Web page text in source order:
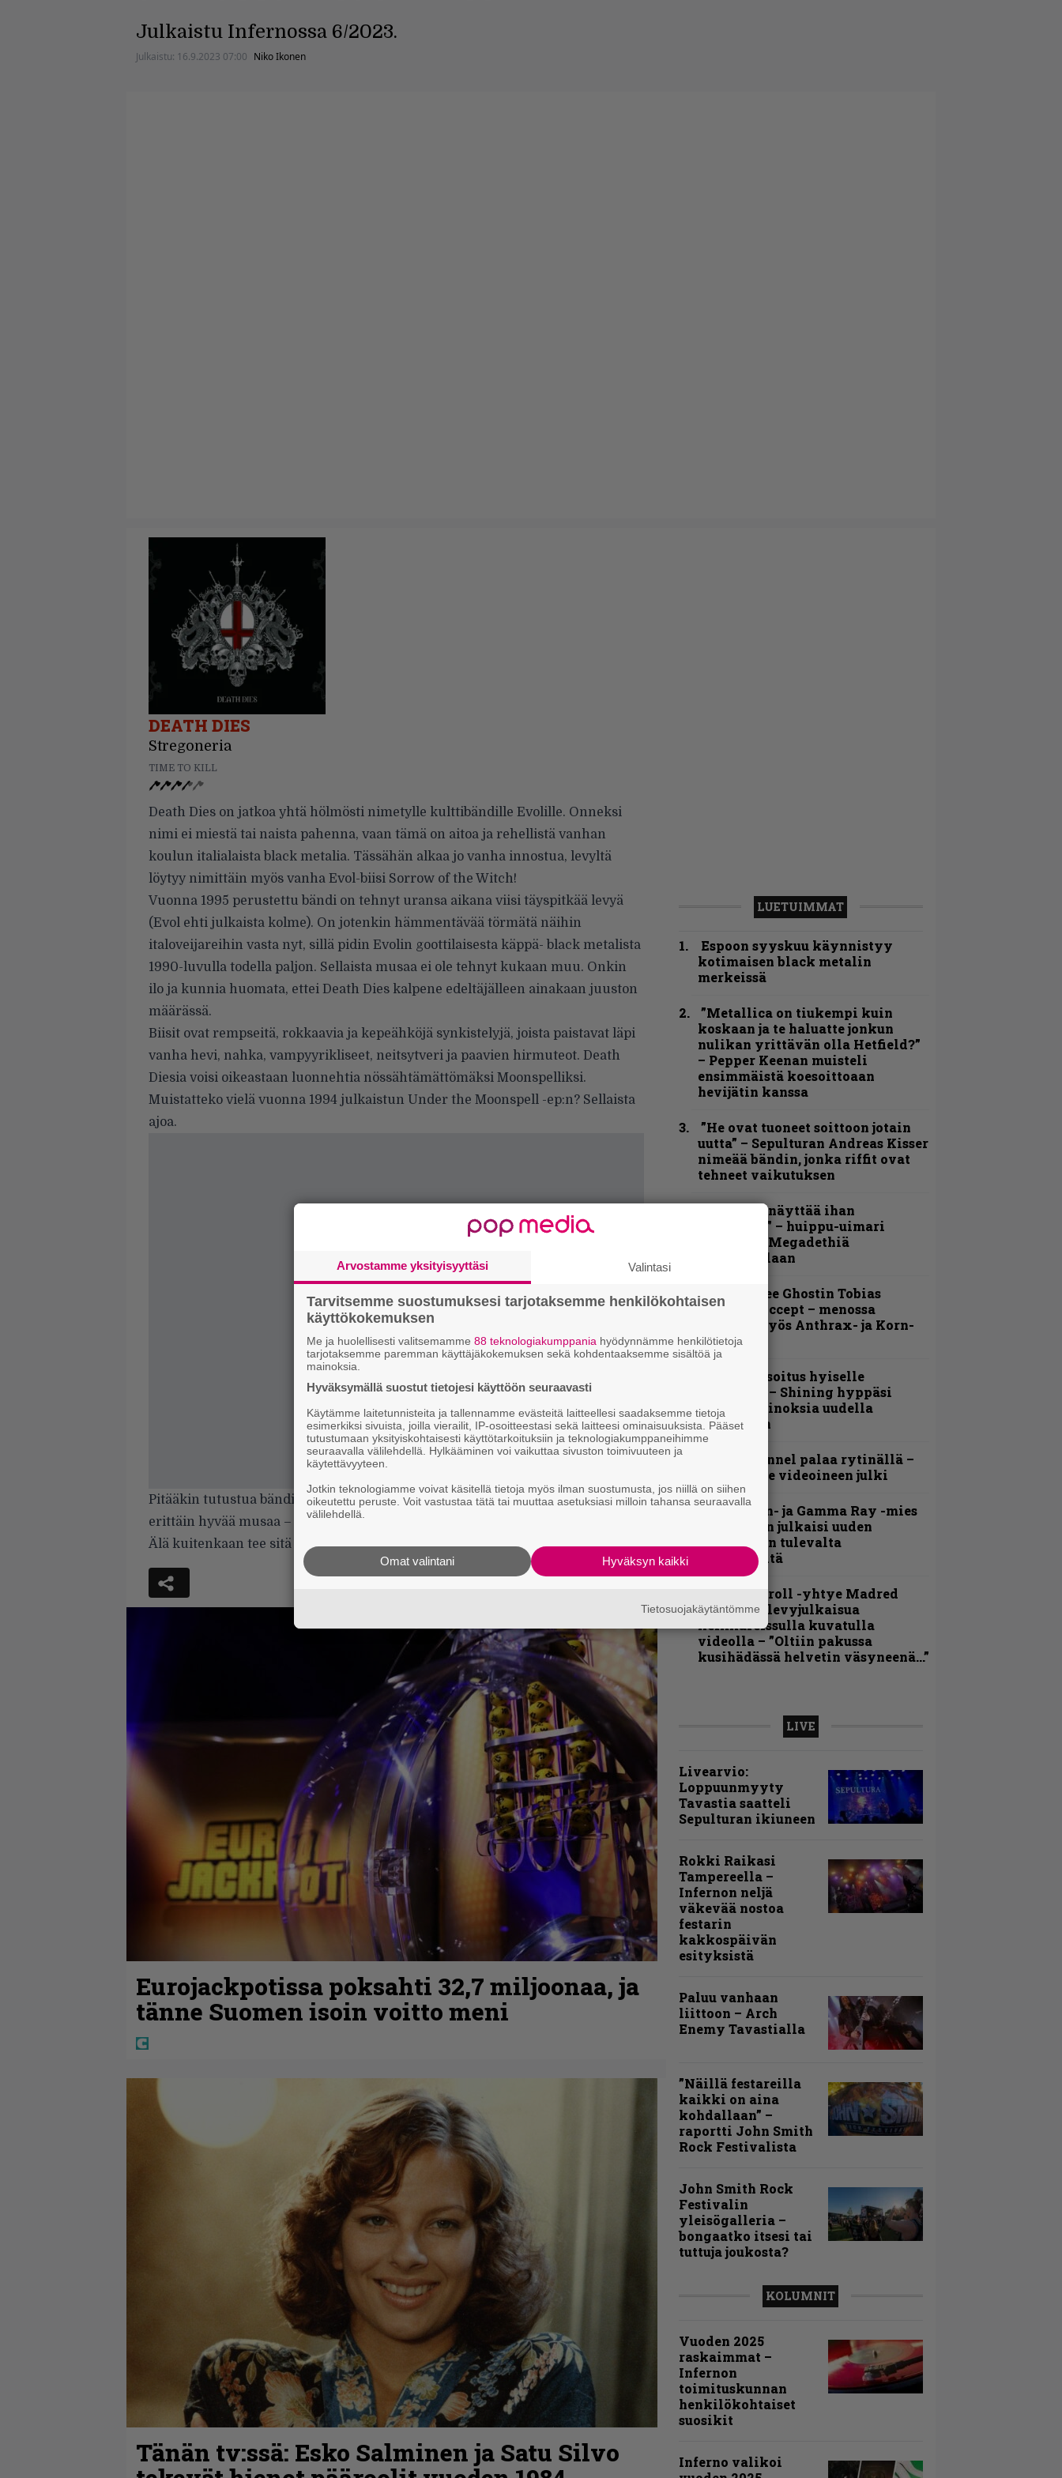
Julkaistu Infernossa 6/2023.
Julkaistu: 16.9.2023 07:00 Niko Ikonen
DEATH DIES
Stregoneria
TIME TO KILL
Death Dies on jatkoa yhtä hölmösti nimetylle kulttibändille Evolille. Onneksi
nimi ei miestä tai naista pahenna, vaan tämä on aitoa ja rehellistä vanhan
koulun italialaista black metalia. Tässähän alkaa jo vanha innostua, levyltä
löytyy nimittäin myös vanha Evol-biisi Sorrow of the Witch!
Vuonna 1995 perustettu bändi on tehnyt uransa aikana viisi täyspitkää levyä
(Evol ehti julkaista kolme). On jotenkin hämmentävää törmätä näihin
italoveijareihin vasta nyt, sillä pidin Evolin goottilaisesta käppä- black metalista
1990-luvulla todella paljon. Sellaista musaa ei ole tehnyt kukaan muu. Onkin
ilo ja kunnia huomata, ettei Death Dies kalpene edeltäjälleen ainakaan juuston
määrässä.
Biisit ovat rempseitä, rokkaavia ja kepeähköjä synkistelyjä, joista paistavat läpi
vanha hevi, nahka, vampyyrikliseet, neitsytveri ja paavien hirmuteot. Death
Diesia voisi oikeastaan luonnehtia nössähtämättömäksi Moonspelliksi.
Muistatteko vielä vuonna 1994 julkaistun Under the Moonspell -ep:n? Sellaista
ajoa.
Pitääkin tutustua bändin muihin levyihin. Stregoneria (suomeksi ”Noituus”) on
erittäin hyvää musaa – tai sitten nostalgiahammas puraisi pahemman kerran.
Älä kuitenkaan tee sitä virhettä, että annat tyhmän nimen hämätä.
Eurojackpotissa poksahti 32,7 miljoonaa, ja
tänne Suomen isoin voitto meni
Tänän tv:ssä: Esko Salminen ja Satu Silvo
LUETUIMMAT
Espoon syyskuu käynnistyy
kotimaisen black metalin
merkeissä
”Metallica on tiukempi kuin
koskaan ja te haluatte jonkun
nulikan yrittävän olla Hetfield?”
– Pepper Keenan muisteli
ensimmäistä koesoittoaan
hevijätin kanssa
”He ovat tuoneet soittoon jotain
uutta” – Sepulturan Andreas Kisser
nimeää bändin, jonka riffit ovat
tehneet vaikutuksen
”Mitalini näyttää ihan
plektralta” – huippu-uimari
jamittelee Megadethiä
palkinnollaan
Näin lähtee Ghostin Tobias
Forgelta Accept – menossa
mukana myös Anthrax- ja Korn-
miehistöä
Kunnianosoitus hyiselle
Pohjolalle – Shining hyppäsi
keskelle kinoksia uudella
videollaan
Blind Channel palaa rytinällä –
tuplasingle videoineen julki
Helloween- ja Gamma Ray -mies
Kai Hansen julkaisi uuden
maistiaisen tulevalta
soololevyltä
Thrash ’n’ roll -yhtye Madred
ryydittää levyjulkaisua
keikkareissulla kuvatulla
videolla – ”Oltiin pakussa
kusihädässä helvetin väsyneenä…”
LIVE
Livearvio:
Loppuunmyyty
Tavastia saatteli
Sepulturan ikiuneen
Rokki Raikasi
Tampereella –
Infernon neljä
väkevää nostoa
festarin
kakkospäivän
esityksistä
Paluu vanhaan
liittoon – Arch
Enemy Tavastialla
”Näillä festareilla
kaikki on aina
kohdallaan” –
raportti John Smith
Rock Festivalista
John Smith Rock
Festivalin
yleisögalleria –
bongaatko itsesi tai
tuttuja joukosta?
KOLUMNIT
Vuoden 2025
raskaimmat –
Infernon
toimituskunnan
henkilökohtaiset
suosikit
Inferno valikoi
Arvostamme yksityisyyttäsi Valintasi
Tarvitsemme suostumuksesi tarjotaksemme henkilökohtaisen
käyttökokemuksen
Me ja huolellisesti valitsemamme 88 teknologiakumppania hyödynnämme henkilötietoja
tarjotaksemme paremman käyttäjäkokemuksen sekä kohdentaaksemme sisältöä ja
mainoksia.
Hyväksymällä suostut tietojesi käyttöön seuraavasti
Käytämme laitetunnisteita ja tallennamme evästeitä laitteellesi saadaksemme tietoja
esimerkiksi sivuista, joilla vierailit, IP-osoitteestasi sekä laitteesi ominaisuuksista. Pääset
tutustumaan yksityiskohtaisesti käyttötarkoituksiin ja teknologiakumppaneihimme
seuraavalla välilehdellä. Hylkääminen voi vaikuttaa sivuston toimivuuteen ja
käytettävyyteen.
Jotkin teknologiamme voivat käsitellä tietoja myös ilman suostumusta, jos niillä on siihen
oikeutettu peruste. Voit vastustaa tätä tai muuttaa asetuksiasi milloin tahansa seuraavalla
välilehdellä.
Hyväksyn kaikki
Omat valintani
Tietosuojakäytäntömme